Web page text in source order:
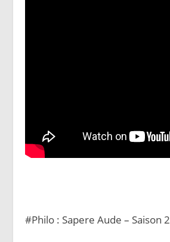
#Philo : Sapere Aude – Saison 2